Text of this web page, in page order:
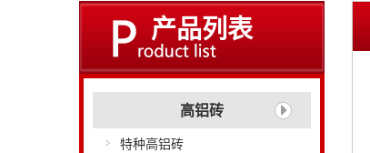
产品列表
高铝砖
特种高铝砖